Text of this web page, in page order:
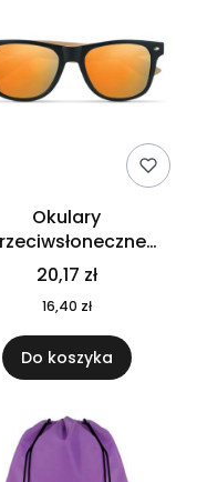
Okulary
TOUCH
MO9617-10
20,17 zł
16,40 zł
Do koszyka